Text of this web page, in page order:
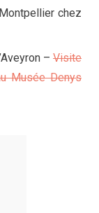
chez
–Visite
Musée Denys